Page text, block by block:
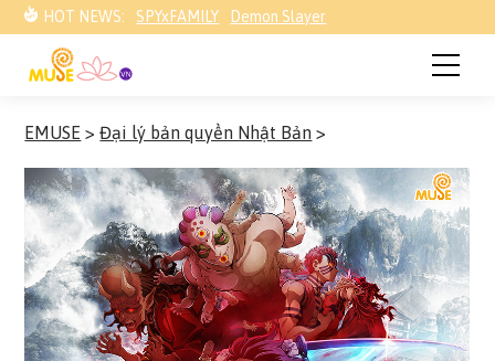
HOT NEWS: SPYxFAMILY Demon Slayer
EMUSE >Đại lý bản quyền Nhật Bản >